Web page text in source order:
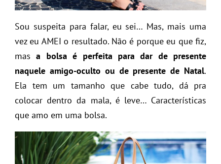
Sou suspeita para falar, eu sei… Mas, mais uma
vez eu AMEI o resultado. Não é porque eu que fiz,
masa bolsa é perfeita para dar de presente
naquele amigo-oculto ou de presente de Natal.
Ela tem um tamanho que cabe tudo, dá pra
colocar dentro da mala, é leve… Características
que amo em uma bolsa.